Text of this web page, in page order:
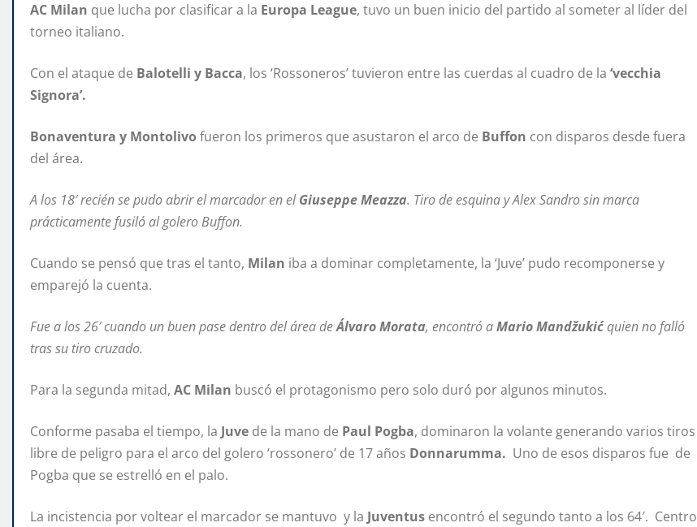
AC Milan que lucha por clasificar a la Europa League, tuvo un buen inicio del partido al someter al líder del
torneo italiano.
Con el ataque de Balotelli y Bacca, los ‘Rossoneros’ tuvieron entre las cuerdas al cuadro de la ‘vecchia
Signora’.
Bonaventura y Montolivo fueron los primeros que asustaron el arco de Buffon con disparos desde fuera
del área.
A los 18′ recién se pudo abrir el marcador en elGiuseppe Meazza. Tiro de esquina y Alex Sandro sin marca
prácticamente fusiló al golero Buffon.
Cuando se pensó que tras el tanto, Milan iba a dominar completamente, la ‘Juve’ pudo recomponerse y
emparejó la cuenta.
Fue a los 26′ cuando un buen pase dentro del área deÁlvaro Morata, encontró aMario Mandžukićquien no falló
tras su tiro cruzado.
Para la segunda mitad, AC Milan buscó el protagonismo pero solo duró por algunos minutos.
Conforme pasaba el tiempo, la Juve de la mano de Paul Pogba, dominaron la volante generando varios tiros
libre de peligro para el arco del golero ‘rossonero’ de 17 años Donnarumma. Uno de esos disparos fue de
Pogba que se estrelló en el palo.
La incistencia por voltear el marcador se mantuvo y la Juventus encontró el segundo tanto a los 64′. Centro